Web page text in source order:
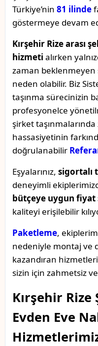
Türkiye’nin 81 ilinde
göstermeye devam
Kırşehir Rize arası
hizmeti alırken
zaman beklenmeyen
neden olabilir. Biz
taşınma sürecinizin
profesyonelce
şirket
hassasiyetinin
doğrulanabilir
Eşyalarınız, sigortalı
deneyimli
bütçeye uygun
kaliteyi erişilebilir
Paketleme,
nedeniyle montaj ve
kazandıran
sizin için zahmetsiz
Kırşehir Rize
Evden Eve